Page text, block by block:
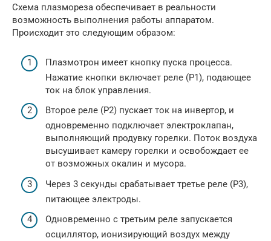
Схема плазмореза обеспечивает в реальности
возможность выполнения работы аппаратом.
Происходит это следующим образом:
Плазмотрон имеет кнопку пуска процесса.
Нажатие кнопки включает реле (Р1), подающее
ток на блок управления.
Второе реле (Р2) пускает ток на инвертор, и
одновременно подключает электроклапан,
выполняющий продувку горелки. Поток воздуха
высушивает камеру горелки и освобождает ее
от возможных окалин и мусора.
Через 3 секунды срабатывает третье реле (Р3),
питающее электроды.
Одновременно с третьим реле запускается
осциллятор, ионизирующий воздух между